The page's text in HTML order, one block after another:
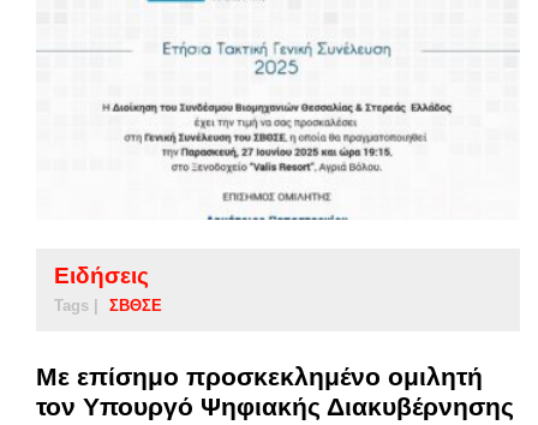
Ειδήσεις
Tags | ΣΒΘΣΕ
Με επίσημο προσκεκλημένο ομιλητή
τον Υπουργό Ψηφιακής Διακυβέρνησης